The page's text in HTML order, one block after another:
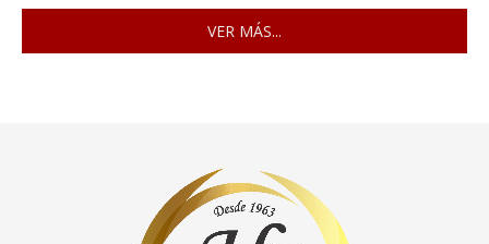
VER MÁS...